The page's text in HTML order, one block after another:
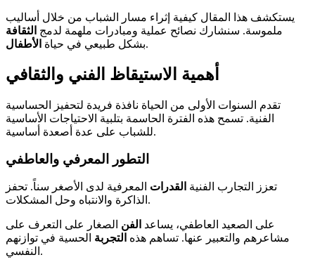
يستكشف هذا المقال كيفية إثراء مسار الشباب من خلال أساليب
ملموسة. سنشارك نصائح عملية ومبادرات ملهمة لدمج الثقافة
بشكل طبيعي في حياة الأطفال .
أهمية الاستيقاظ الفني والثقافي
تقدم السنوات الأولى من الحياة نافذة فريدة لتحفيز الحساسية
الفنية. تسمح هذه الفترة الحاسمة بتلبية الاحتياجات الأساسية
للشباب على عدة أصعدة أساسية.
التطور المعرفي والعاطفي
تعزز التجارب الفنية القدرات المعرفية لدى الأصغر سناً. تحفز
الذاكرة والانتباه وحل المشكلات.
على الصعيد العاطفي، يساعد الفن الصغار على التعرف على
مشاعرهم والتعبير عنها. تساهم هذه التجربة الحسية في توازنهم
النفسي.